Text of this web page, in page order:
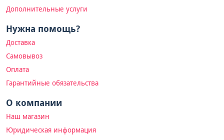
Дополнительные услуги
Нужна помощь?
Доставка
Самовывоз
Оплата
Гарантийные обязательства
О компании
Наш магазин
Юридическая информация